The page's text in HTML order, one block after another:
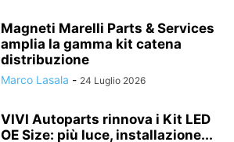
Magneti Marelli Parts & Services
amplia la gamma kit catena
distribuzione
Marco Lasala - 24 Luglio 2026
VIVI Autoparts rinnova i Kit LED
OE Size: più luce, installazione...